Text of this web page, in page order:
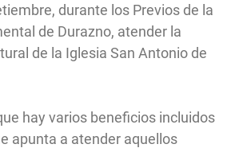
durante los Previos de la
de Durazno, atender la
de la Iglesia San Antonio de
hay varios beneficios incluidos
apunta a atender aquellos